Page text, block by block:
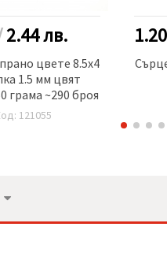
2.44лв.
цвете 8.5x4
1.5 мм цвят
грама ~290 броя
121055